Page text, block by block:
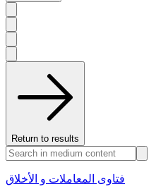
Return to results
فتاوى المعاملات و الأخلاق